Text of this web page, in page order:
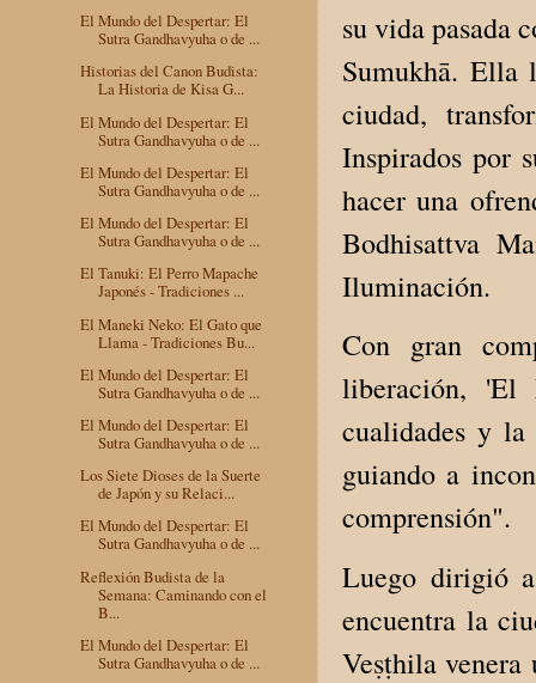
su vida pasada
Sumukhā. Ella
ciudad,
Inspirados por
hacer una
Bodhisattva
Iluminación.
Con gran
liberación, 'El
cualidades y
guiando a
comprensión".
Luego dirigió
encuentra la
Veṣṭhila venera
El Mundo del Despertar: El
Sutra Gandhavyuha o de ...
Historias del Canon Budista:
La Historia de Kisa G...
El Mundo del Despertar: El
Sutra Gandhavyuha o de ...
El Mundo del Despertar: El
Sutra Gandhavyuha o de ...
El Mundo del Despertar: El
Sutra Gandhavyuha o de ...
El Tanuki: El Perro Mapache
Japonés - Tradiciones ...
El Maneki Neko: El Gato que
Llama - Tradiciones Bu...
El Mundo del Despertar: El
Sutra Gandhavyuha o de ...
El Mundo del Despertar: El
Sutra Gandhavyuha o de ...
Los Siete Dioses de la Suerte
de Japón y su Relaci...
El Mundo del Despertar: El
Sutra Gandhavyuha o de ...
Reflexión Budista de la
Semana: Caminando con el
B...
El Mundo del Despertar: El
Sutra Gandhavyuha o de ...